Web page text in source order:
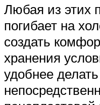
Любая из этих
погибает на
создать
хранения
удобнее